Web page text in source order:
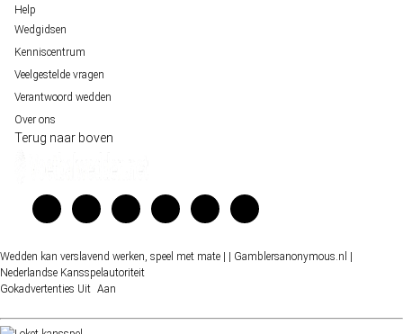
Help
Wedgidsen
Kenniscentrum
Veelgestelde vragen
Verantwoord wedden
Over ons
Terug naar boven
Wedden kan verslavend werken, speel met mate | | Gamblersanonymous.nl
Nederlandse Kansspelautoriteit
Gokadvertenties Uit Aan